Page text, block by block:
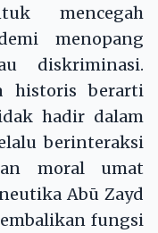
mencegah
menopang
diskriminasi.
historis berarti
hadir dalam
berinteraksi
moral umat
Abū Zayd
fungsi